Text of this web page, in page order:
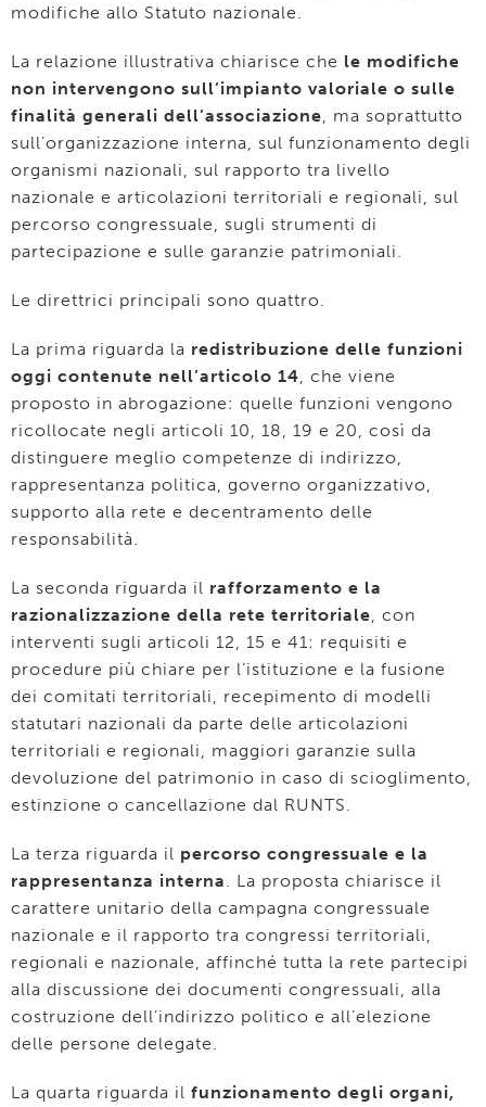
modifiche allo Statuto nazionale.
La relazione illustrativa chiarisce che le modifiche
non intervengono sull’impianto valoriale o sulle
finalità generali dell’associazione , ma soprattutto
sull’organizzazione interna, sul funzionamento degli
organismi nazionali, sul rapporto tra livello
nazionale e articolazioni territoriali e regionali, sul
percorso congressuale, sugli strumenti di
partecipazione e sulle garanzie patrimoniali.
Le direttrici principali sono quattro.
La prima riguarda la redistribuzione delle funzioni
oggi contenute nell’articolo 14 , che viene
proposto in abrogazione: quelle funzioni vengono
ricollocate negli articoli 10, 18, 19 e 20, così da
distinguere meglio competenze di indirizzo,
rappresentanza politica, governo organizzativo,
supporto alla rete e decentramento delle
responsabilità.
La seconda riguarda il rafforzamento e la
razionalizzazione della rete territoriale , con
interventi sugli articoli 12, 15 e 41: requisiti e
procedure più chiare per l’istituzione e la fusione
dei comitati territoriali, recepimento di modelli
statutari nazionali da parte delle articolazioni
territoriali e regionali, maggiori garanzie sulla
devoluzione del patrimonio in caso di scioglimento,
estinzione o cancellazione dal RUNTS.
La terza riguarda il percorso congressuale e la
rappresentanza interna
. La proposta chiarisce il
carattere unitario della campagna congressuale
nazionale e il rapporto tra congressi territoriali,
regionali e nazionale, affinché tutta la rete partecipi
alla discussione dei documenti congressuali, alla
costruzione dell’indirizzo politico e all’elezione
delle persone delegate.
La quarta riguarda il funzionamento degli organi,